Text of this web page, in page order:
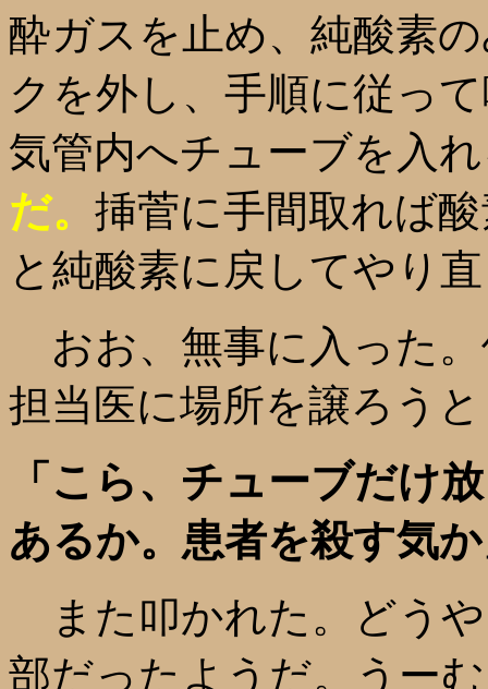
酔ガスを止め、純酸素
クを外し、手順に従っ
気管内へチューブを入
だ。 挿菅に手間取れば
と純酸素に戻してやり
おお、無事に入った
担当医に場所を譲ろう
「こら、チューブだけ
あるか。患者を殺す気
また叩かれた。どう
部だったようだ。うー